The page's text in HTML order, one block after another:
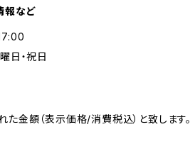
報など
日・祝日
た金額（表示価格/消費税込）と致します。